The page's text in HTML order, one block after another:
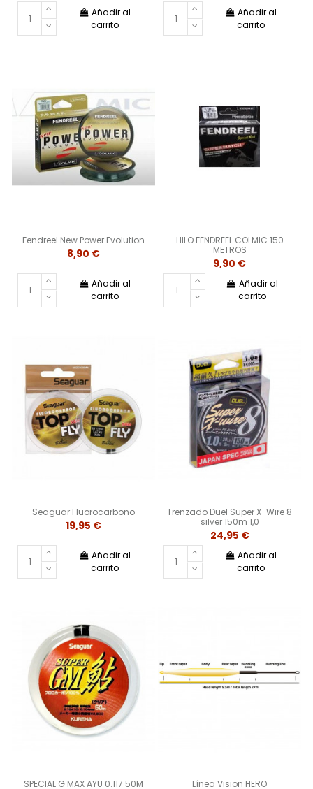
Añadir al
carrito
Añadir al
carrito
Fendreel New Power Evolution
8,90 €
Añadir al
carrito
HILO FENDREEL COLMIC 150
METROS
9,90 €
Añadir al
carrito
Seaguar Fluorocarbono
19,95 €
Añadir al
carrito
Trenzado Duel Super X-Wire 8
silver 150m 1,0
24,95 €
Añadir al
carrito
SPECIAL G MAX AYU 0.117 50M Línea Vision HERO